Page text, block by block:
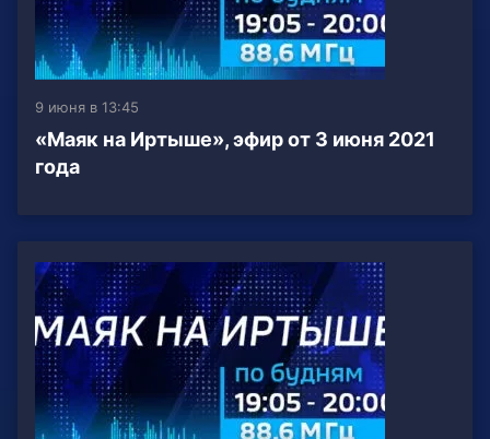
9 июня в 13:45
«Маяк на Иртыше», эфир от 3 июня 2021
года